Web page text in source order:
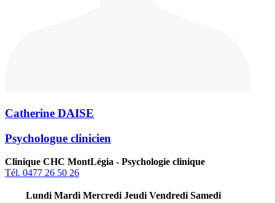
Catherine DAISE
Psychologue clinicien
Clinique CHC MontLégia - Psychologie clinique
Tél. 0477 26 50 26
Lundi Mardi Mercredi Jeudi Vendredi Samedi